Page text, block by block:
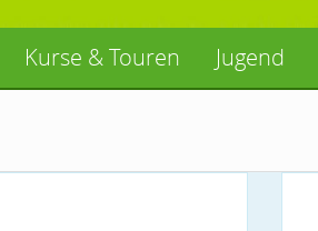
Kurse & Touren Jugend